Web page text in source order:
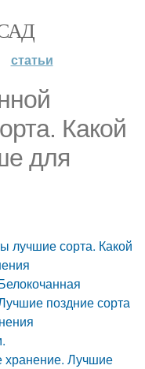
статьи
Какой
для
лучшие сорта. Какой
поздние сорта
хранение. Лучшие